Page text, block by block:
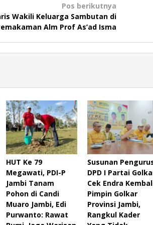
Pos berikutnya
Wakili Keluarga Sambutan di
Alm Prof As’ad Isma
HUT Ke 79
Megawati, PDI-P
Jambi Tanam
Pohon di Candi
Muaro Jambi, Edi
Purwanto: Rawat
Susunan
DPD I Partai
Cek Endra
Pimpin Golkar
Provinsi Jambi,
Rangkul Kader